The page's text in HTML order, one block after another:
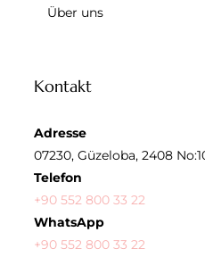
Über uns
Kontakt
Adresse
07230, Güzeloba, 2408
Telefon
+90 552 800 33 22
WhatsApp
+90 552 800 33 22